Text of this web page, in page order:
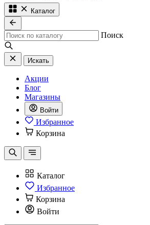
Каталог
Поиск
Искать
Акции
Блог
Магазины
Войти
Избранное
Корзина
Каталог
Избранное
Корзина
Войти